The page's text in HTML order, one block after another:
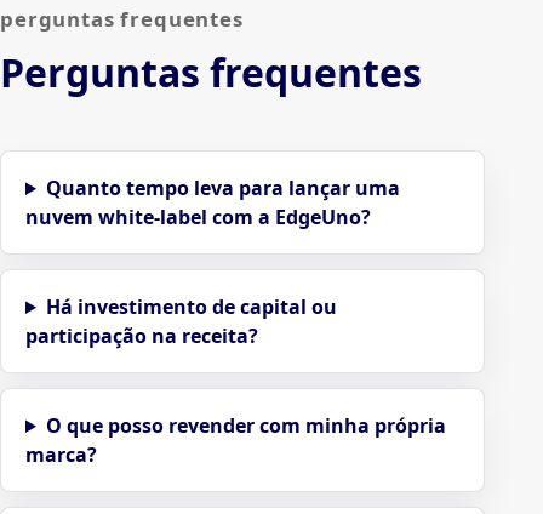
perguntas frequentes
Perguntas frequentes
Quanto tempo leva para lançar uma
nuvem white-label com a EdgeUno?
Há investimento de capital ou
participação na receita?
O que posso revender com minha própria
marca?